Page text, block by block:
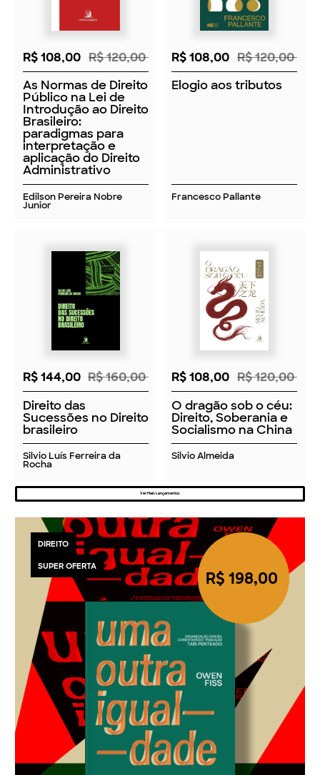
R$ 108,00 R$ 120,00
As Normas de Direito
Público na Lei de
Introdução ao Direito
Brasileiro:
paradigmas para
interpretação e
aplicação do Direito
Administrativo
Edilson Pereira Nobre
Junior
R$ 108,00 R$ 120,00
Elogio aos tributos
Francesco Pallante
R$ 144,00 R$ 160,00
Direito das
Sucessões no Direito
brasileiro
Silvio Luís Ferreira da
Rocha
R$ 108,00 R$ 120,00
O dragão sob o céu:
Direito, Soberania e
Socialismo na China
Silvio Almeida
Ver Mais Lançamentos
DIREITO
SUPER OFERTA
R$ 198,00